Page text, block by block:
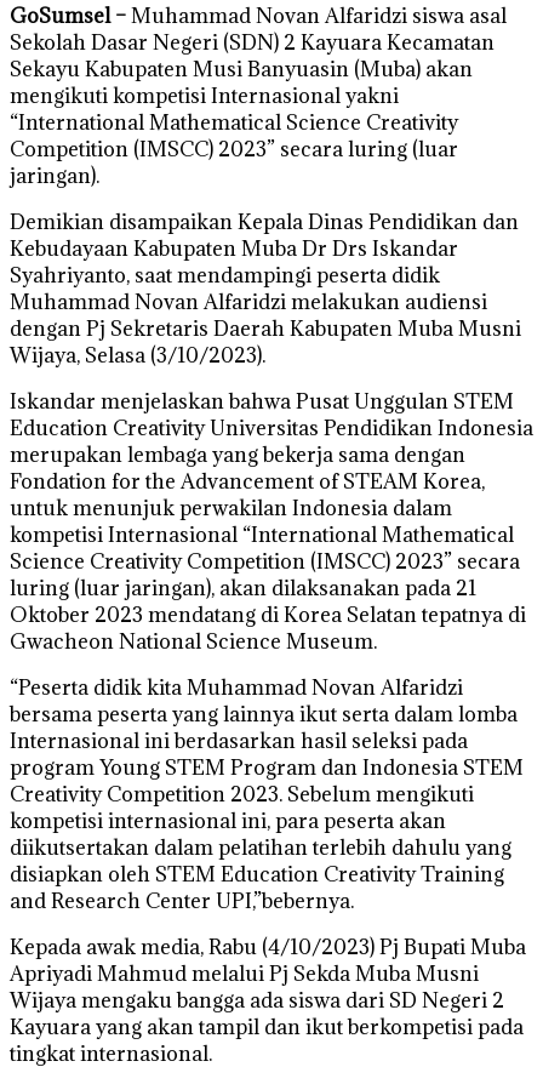
GoSumsel –Muhammad Novan Alfaridzi siswa asal
Sekolah Dasar Negeri (SDN) 2 Kayuara Kecamatan
Sekayu Kabupaten Musi Banyuasin (Muba) akan
mengikuti kompetisi Internasional yakni
“International Mathematical Science Creativity
Competition (IMSCC) 2023” secara luring (luar
jaringan).
Demikian disampaikan Kepala Dinas Pendidikan dan
Kebudayaan Kabupaten Muba Dr Drs Iskandar
Syahriyanto, saat mendampingi peserta didik
Muhammad Novan Alfaridzi melakukan audiensi
dengan Pj Sekretaris Daerah Kabupaten Muba Musni
Wijaya, Selasa (3/10/2023).
Iskandar menjelaskan bahwa Pusat Unggulan STEM
Education Creativity Universitas Pendidikan Indonesia
merupakan lembaga yang bekerja sama dengan
Fondation for the Advancement of STEAM Korea,
untuk menunjuk perwakilan Indonesia dalam
kompetisi Internasional “International Mathematical
Science Creativity Competition (IMSCC) 2023” secara
luring (luar jaringan), akan dilaksanakan pada 21
Oktober 2023 mendatang di Korea Selatan tepatnya di
Gwacheon National Science Museum.
“Peserta didik kita Muhammad Novan Alfaridzi
bersama peserta yang lainnya ikut serta dalam lomba
Internasional ini berdasarkan hasil seleksi pada
program Young STEM Program dan Indonesia STEM
Creativity Competition 2023. Sebelum mengikuti
kompetisi internasional ini, para peserta akan
diikutsertakan dalam pelatihan terlebih dahulu yang
disiapkan oleh STEM Education Creativity Training
and Research Center UPI,”bebernya.
Kepada awak media, Rabu (4/10/2023) Pj Bupati Muba
Apriyadi Mahmud melalui Pj Sekda Muba Musni
Wijaya mengaku bangga ada siswa dari SD Negeri 2
Kayuara yang akan tampil dan ikut berkompetisi pada
tingkat internasional.